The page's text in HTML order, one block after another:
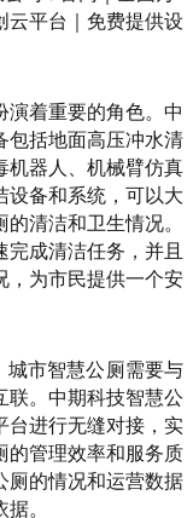
着重要的角色。中
包括地面高压冲水清
机器人、机械臂仿真
设备和系统，可以大
清洁和卫生情况。
成清洁任务，并且
，为市民提供一个安
城市智慧公厕需要与
联。中期科技智慧公
台进行无缝对接，实
的管理效率和服务质
厕的情况和运营数据
。